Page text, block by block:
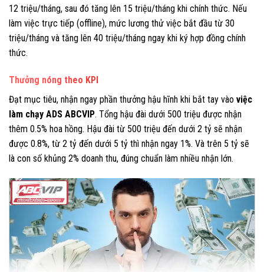
12 triệu/tháng, sau đó tăng lên 15 triệu/tháng khi chính thức. Nếu
làm việc trực tiếp (offline), mức lương thử việc bắt đầu từ 30
triệu/tháng và tăng lên 40 triệu/tháng ngay khi ký hợp đồng chính
thức.
Thưởng nóng theo KPI
Đạt mục tiêu, nhận ngay phần thưởng hậu hĩnh khi bắt tay vào việc
làm chạy ADS ABCVIP. Tổng hậu đài dưới 500 triệu được nhận
thêm 0.5% hoa hồng. Hậu đài từ 500 triệu đến dưới 2 tỷ sẽ nhận
được 0.8%, từ 2 tỷ đến dưới 5 tỷ thì nhận ngay 1%. Và trên 5 tỷ sẽ
là con số khủng 2% doanh thu, đúng chuẩn làm nhiều nhận lớn.